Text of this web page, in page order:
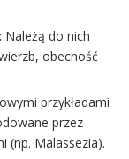
Należą do nich
obecność
przykładami
przez
(np. Malassezia).